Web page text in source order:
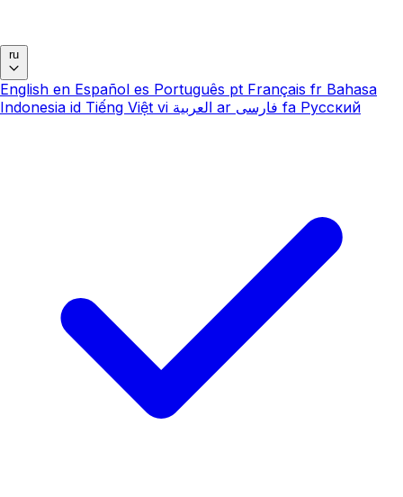
ru
English en Español es Português pt Français fr Bahasa
Indonesia id Tiếng Việt vi العربية ar فارسی fa Русский